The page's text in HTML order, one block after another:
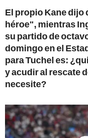
El propio Kane dijo
héroe", mientras
su partido de
domingo en el
para Tuchel es:
y acudir al rescate
necesite?